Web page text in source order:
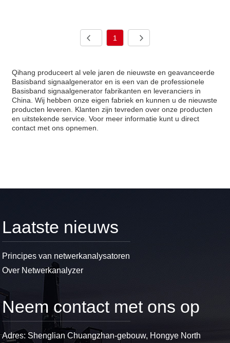
1
Qihang produceert al vele jaren de nieuwste en geavanceerde
Basisband signaalgenerator en is een van de professionele
Basisband signaalgenerator fabrikanten en leveranciers in
China. Wij hebben onze eigen fabriek en kunnen u de nieuwste
producten leveren. Klanten zijn tevreden over onze producten
en uitstekende service. Voor meer informatie kunt u direct
contact met ons opnemen.
Laatste nieuws
Principes van netwerkanalysatoren
Over Netwerkanalyzer
Neem contact met ons op
Adres: Shenglian Chuangzhan-gebouw, Hongye North